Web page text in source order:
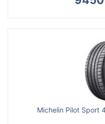
Michelin Pilot Sport